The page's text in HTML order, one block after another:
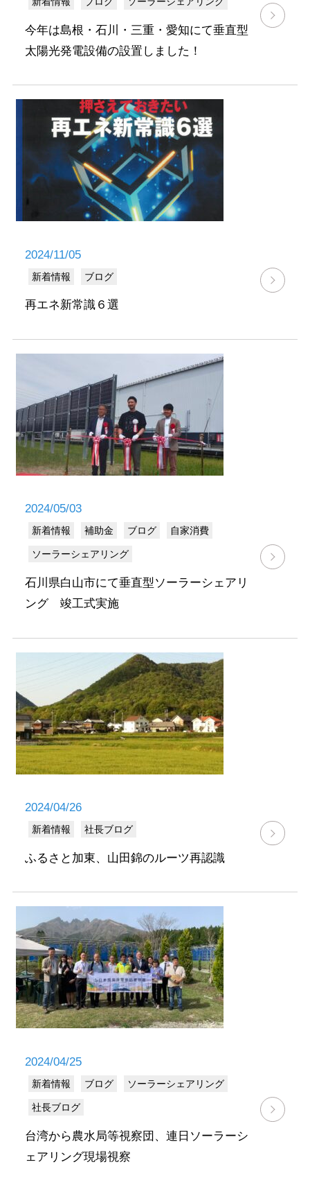
今年は島根・石川・三重・愛知にて垂直型
太陽光発電設備の設置しました！
2024/11/05
新着情報 ブログ
再エネ新常識６選
2024/05/03
新着情報 補助金 ブログ 自家消費
ソーラーシェアリング
石川県白山市にて垂直型ソーラーシェアリ
ング 竣工式実施
2024/04/26
新着情報 社長ブログ
ふるさと加東、山田錦のルーツ再認識
2024/04/25
新着情報 ブログ ソーラーシェアリング
社長ブログ
台湾から農水局等視察団、連日ソーラーシ
ェアリング現場視察